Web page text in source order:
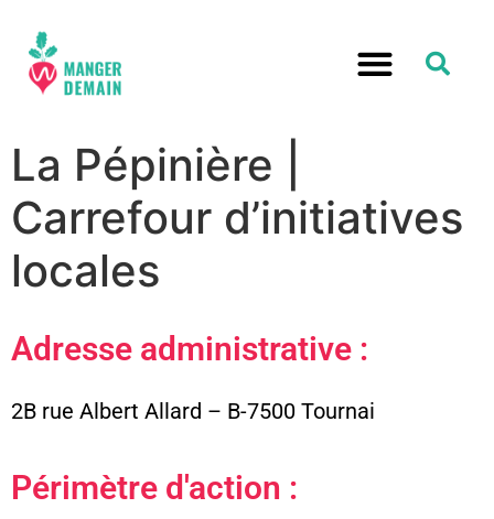
La Pépinière |
Carrefour d’initiatives
locales
Adresse administrative :
2B rue Albert Allard – B-7500 Tournai
Périmètre d'action :